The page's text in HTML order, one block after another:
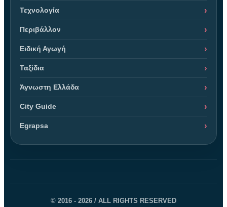
Τεχνολογία
Περιβάλλον
Ειδική Αγωγή
Ταξίδια
Άγνωστη Ελλάδα
City Guide
Egrapsa
© 2016 - 2026 / ALL RIGHTS RESERVED